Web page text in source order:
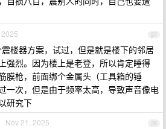
27
楼器方案，试过，但是就是楼下的邻居
强烈。因为楼上是老登，所以肯定睡得
膜枪，前面绑个金属头（工具箱的锤
一次，但是由于频率太高，导致声音像电
研究下
28
Nov 21, 2025